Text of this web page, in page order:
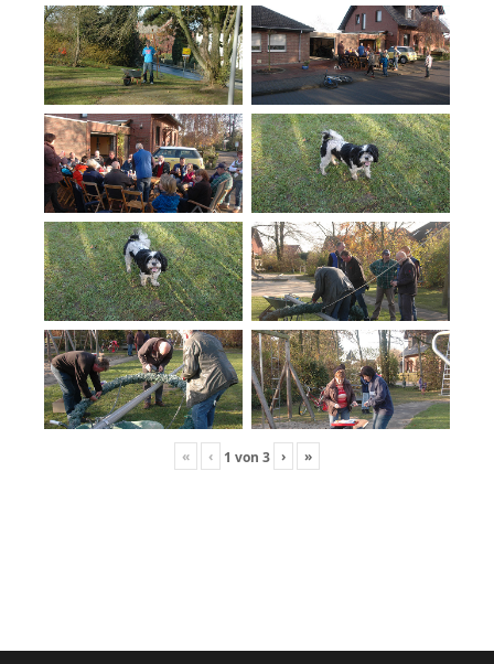
« ‹ 1 von 3 › »